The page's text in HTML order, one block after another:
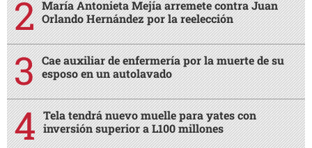
María Antonieta Mejía arremete contra Juan
Orlando Hernández por la reelección
Cae auxiliar de enfermería por la muerte de su
esposo en un autolavado
Tela tendrá nuevo muelle para yates con
inversión superior a L100 millones